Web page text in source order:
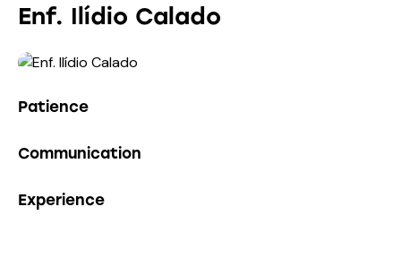
Enf. Ilídio Calado
Patience
Communication
Experience